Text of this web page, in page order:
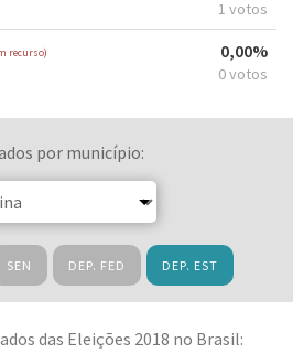
1 votos
recurso) 0,00%
0 votos
por município:
SEN DEP. FED DEP. EST
das Eleições 2018 no Brasil: